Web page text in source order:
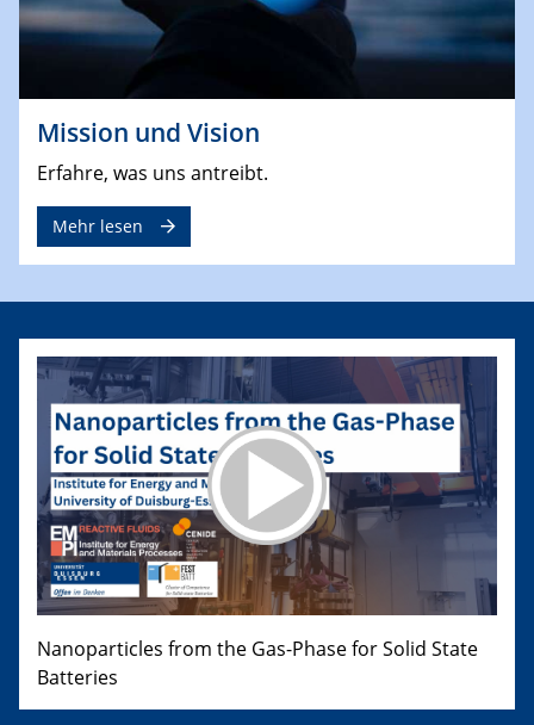
Mission und Vision
Erfahre, was uns antreibt.
Mehr lesen
Nanoparticles from the Gas-Phase for Solid State
Batteries